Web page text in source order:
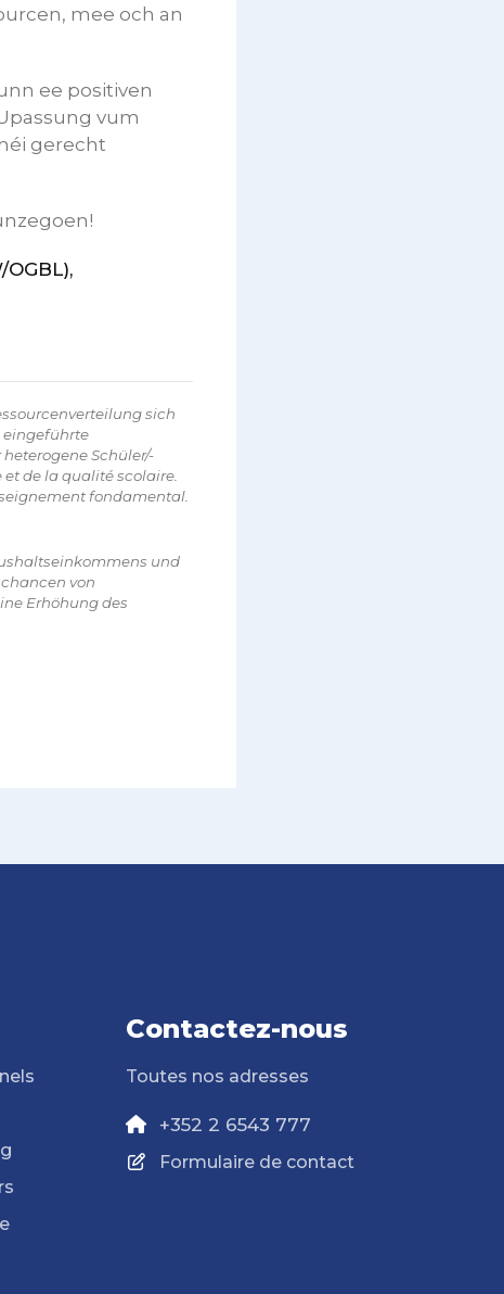
mee och an
ee positiven
vum
gerecht
sich
eingeführte
Schüler/-
de la qualité scolaire.
fondamental.
und
von
Erhöhung des
Contactez-nous
Toutes nos adresses
+352 2 6543 777
Formulaire de contact